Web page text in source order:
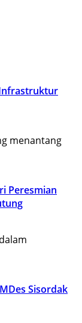
menantang
Peresmian
Sisordak